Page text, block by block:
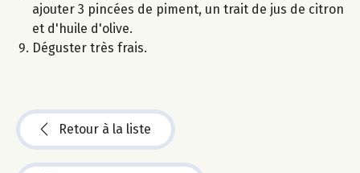
ajouter 3 pincées de piment, un trait de jus de citron
et d'huile d'olive.
Déguster très frais.
Retour à la liste